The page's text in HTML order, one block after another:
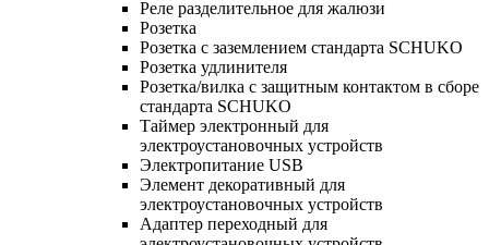
Реле разделительное для жалюзи
Розетка
Розетка с заземлением стандарта SCHUKO
Розетка удлинителя
Розетка/вилка с защитным контактом в сборе
стандарта SCHUKO
Таймер электронный для
электроустановочных устройств
Электропитание USB
Элемент декоративный для
электроустановочных устройств
Адаптер переходный для